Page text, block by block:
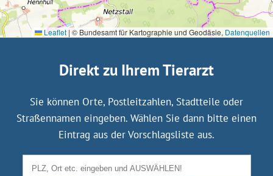
Leaflet | © Bundesamt für Kartographie und Geodäsie, Datenquellen
Direkt zu Ihrem Tierarzt
Sie können Orte, Postleitzahlen, Stadtteile oder
Straßennamen eingeben. Wählen Sie dann bitte einen
Eintrag aus der Vorschlagsliste aus.